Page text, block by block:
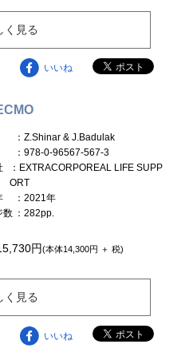
く見る
いいね
：Z.Shinar & J.Badulak
：978-0-96567-567-3
：EXTRACORPOREAL LIFE SUPP
ORT
：2021年
数 ：282pp.
円(本体14,300円 ＋ 税)
く見る
いいね